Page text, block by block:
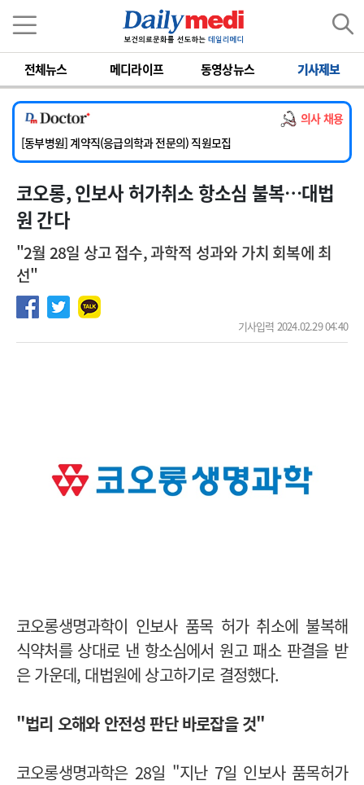
전체뉴스 메디라이프 동영상뉴스 기사제보
의사 채용
[서울아산병원] 2026년 하반기 인턴 모집
[영남대학교의료원] 마취통증의학과 임기제 임상의사 채용
[충남대학교병원] 소아청소년과(소아응급전담) 계약직 의사 공개채용
[동부병원] 계약직(응급의학과 전문의) 직원모집
[이대목동병원] 하반기 전공의(레지던트1년차) 모집
[서울아산병원] 2026년 하반기 인턴 모집
[영남대학교의료원] 마취통증의학과 임기제 임상의사 채용
코오롱, 인보사 허가취소 항소심 불복…대법
원 간다
"2월 28일 상고 접수, 과학적 성과와 가치 회복에 최
선"
기사입력 2024.02.29 04:40
코오롱생명과학이 인보사 품목 허가 취소에 불복해
식약처를 상대로 낸 항소심에서 원고 패소 판결을 받
은 가운데, 대법원에 상고하기로 결정했다.
"법리 오해와 안전성 판단 바로잡을 것"
코오롱생명과학은 28일 "지난 7일 인보사 품목허가